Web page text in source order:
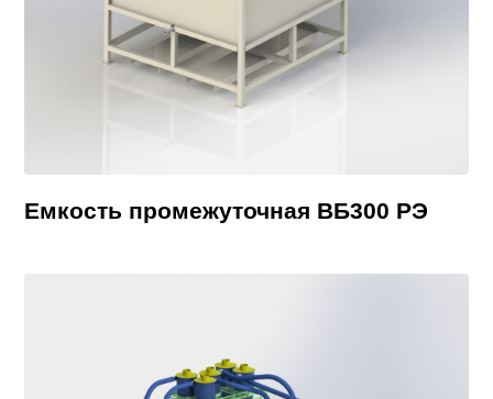
Емкость промежуточная ВБ300 РЭ